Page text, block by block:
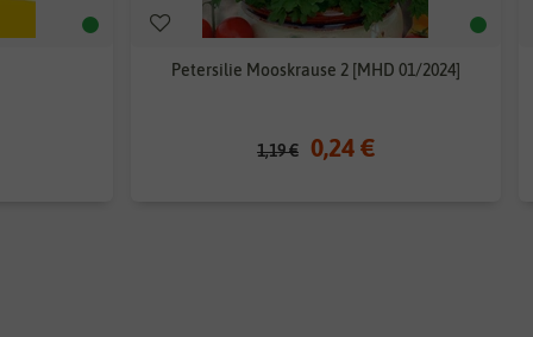
Petersilie Mooskrause 2 [MHD 01/2024]
1,19 € 0,24 €